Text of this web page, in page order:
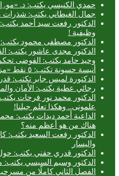
حمدي الكنيسي يكتب: د. «مو.
جمال الغيطاني يكتب:
الدكتور رفعت سيد أحمد
وظيفية !
الدكتور مصطفى محمود يكتب:
الدكتور مجدى عاشور يكتب:
وحيد حامد يكتب: الفوضى
أنيسة حسونة تكتب: ٥ نقط «مزايدة» بسْ يا عم صالح!
الدكتورة لميس جابر تكتب:
رجائي عطية يكتب: الأمان
الدكتور محمد نور فرحات
علمونى.. وهكذا تعلم جيلنا!
الداعية أحمد ديدات يكتب:
هناك من هو أعظم منه؟
الدكتور رفعت السعيد يكتب:
واليسار
الدكتور قدري حفني يكتب:
الدكتور وسيم السيسي
الفصل الثاني كاملًا من